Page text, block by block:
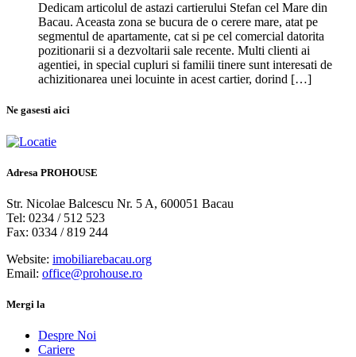
Dedicam articolul de astazi cartierului Stefan cel Mare din
Bacau. Aceasta zona se bucura de o cerere mare, atat pe
segmentul de apartamente, cat si pe cel comercial datorita
pozitionarii si a dezvoltarii sale recente. Multi clienti ai
agentiei, in special cupluri si familii tinere sunt interesati de
achizitionarea unei locuinte in acest cartier, dorind […]
Ne gasesti aici
Adresa PROHOUSE
Str. Nicolae Balcescu Nr. 5 A, 600051 Bacau
Tel: 0234 / 512 523
Fax: 0334 / 819 244
Website: imobiliarebacau.org
Email: office@prohouse.ro
Mergi la
Despre Noi
Cariere